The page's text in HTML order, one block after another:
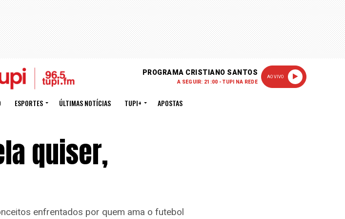
PROGRAMA CRISTIANO SANTOS
A SEGUIR: 21:00 - TUPI NA REDE
AO VIVO
ESPORTES ÚLTIMAS NOTÍCIAS TUPI+ APOSTAS
quiser,
enfrentados por quem ama o futebol